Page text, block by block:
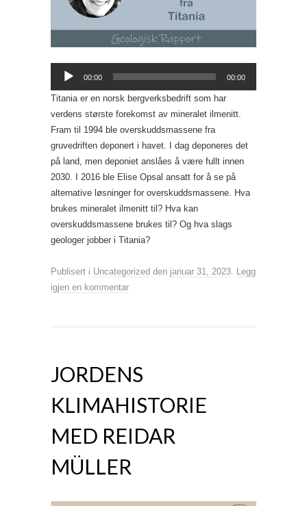
Lydavspiller
00:00 00:00
Titania er en norsk bergverksbedrift som har
verdens største forekomst av mineralet ilmenitt.
Fram til 1994 ble overskuddsmassene fra
gruvedriften deponert i havet. I dag deponeres det
på land, men deponiet anslåes å være fullt innen
2030. I 2016 ble Elise Opsal ansatt for å se på
alternative løsninger for overskuddsmassene. Hva
brukes mineralet ilmenitt til? Hva kan
overskuddsmassene brukes til? Og hva slags
geologer jobber i Titania?
Publisert i Uncategorized den januar 31, 2023. Legg
igjen en kommentar
JORDENS
KLIMAHISTORIE
MED REIDAR
MÜLLER